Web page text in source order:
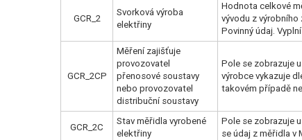
GCR_2
Svorková výroba
elektřiny
Hodnota celkové
vývodu z výrobního
Povinný údaj.
GCR_2CP
Měření zajišťuje
provozovatel
přenosové soustavy
nebo provozovatel
distribuční soustavy
Pole se zobrazuje
výrobce vykazuje
takovém případě
GCR_2C
Stav měřidla vyrobené
elektřiny
Pole se zobrazuje
se údaj z měřidla v